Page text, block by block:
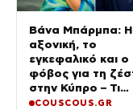
Βάνα Μπάρμπα: Η
αξονική, το
εγκεφαλικό και ο
φόβος για τη
στην Κύπρο – Τι
τρέμουν οι
COUSCOUS.GR